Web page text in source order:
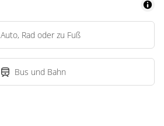
Auto, Rad oder zu Fuß
Bus und Bahn